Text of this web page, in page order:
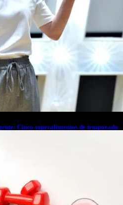
Cinco superalimentos de temporada